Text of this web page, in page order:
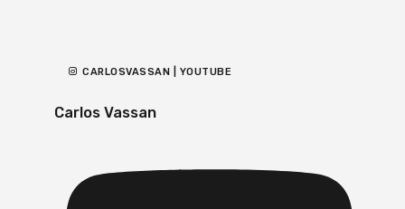
CARLOSVASSAN | YOUTUBE
Carlos Vassan